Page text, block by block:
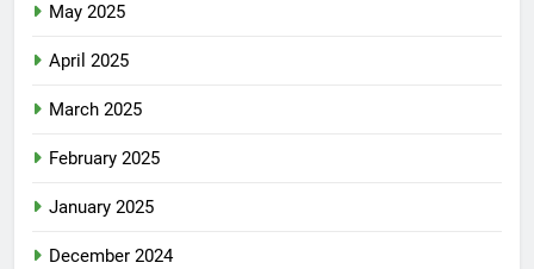
May 2025
April 2025
March 2025
February 2025
January 2025
December 2024